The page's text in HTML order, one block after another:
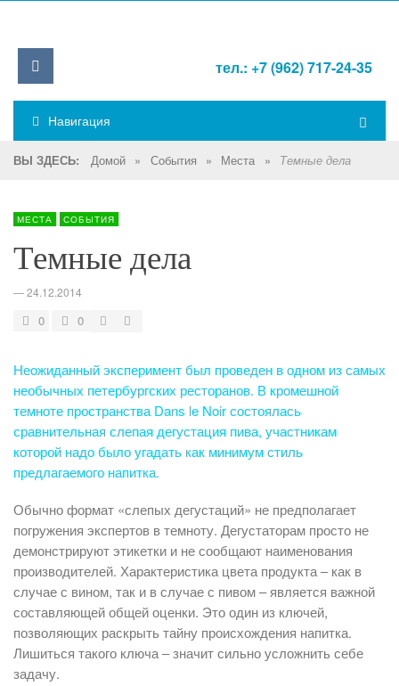
тел.: +7 (962) 717-24-35
Навигация
ВЫ ЗДЕСЬ: Домой » События » Места » Темные дела
МЕСТА СОБЫТИЯ
Темные дела
—24.12.2014
0 0
Неожиданный эксперимент был проведен в одном из самых
необычных петербургских ресторанов. В кромешной
темноте пространства Dans le Noir состоялась
сравнительная слепая дегустация пива, участникам
которой надо было угадать как минимум стиль
предлагаемого напитка.
Обычно формат «слепых дегустаций» не предполагает
погружения экспертов в темноту. Дегустаторам просто не
демонстрируют этикетки и не сообщают наименования
производителей. Характеристика цвета продукта – как в
случае с вином, так и в случае с пивом – является важной
составляющей общей оценки. Это один из ключей,
позволяющих раскрыть тайну происхождения напитка.
Лишиться такого ключа – значит сильно усложнить себе
задачу.